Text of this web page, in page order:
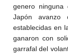
genero ninguna
Japón avanzo
establecidas en
ganaron con
garrafal del